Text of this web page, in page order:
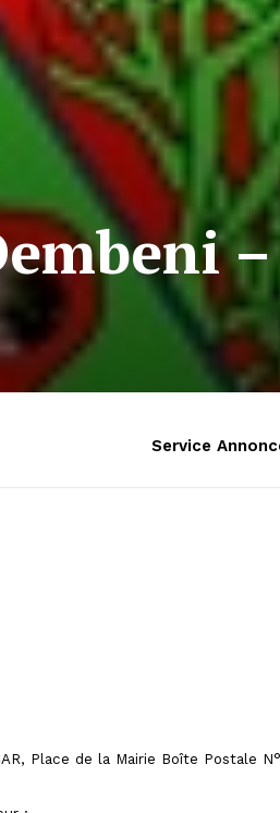
–
Service
Place de la Mairie Boîte Postale